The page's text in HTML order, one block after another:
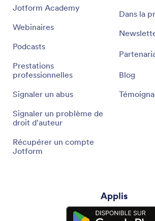
Jotform Academy
Webinaires
Podcasts
Prestations
professionnelles
Signaler un abus
Signaler un problème de
droit d'auteur
Récupérer un compte
Jotform
Dans la
Blog
Applis